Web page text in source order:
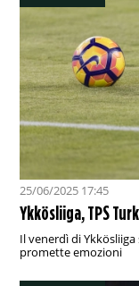
25/06/2025 17:45
Ykkösliiga, TPS
Il venerdì di
promette emozioni